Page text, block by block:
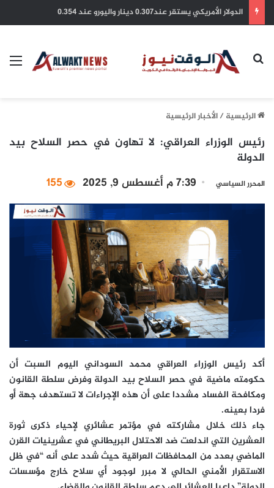
بحث عن
الرئيسية/الأخبار الرئيسية
رئيس الوزراء العراقي: لا تهاون في حصر السلاح بيد
الدولة
المحرر السياسي 7:39 م أغسطس 9, 2025 155
أكد رئيس الوزراء العراقي محمد السوداني اليوم السبت أن
حكومته ماضية في حصر السلاح بيد الدولة وفرض سلطة القانون
ومكافحة الفساد مشددا على أن هذه الإجراءات لا تستهدف جهة أو
فردا بعينه.
جاء ذلك خلال مشاركته في مؤتمر عشائري لإحياء ذكرى ثورة
العشرين التي اندلعت ضد الاحتلال البريطاني في عشرينيات القرن
الماضي بعدد من المحافظات العراقية حيث شدد على أنه “في ظل
الاستقرار الأمني الحالي لا مبرر لوجود أي سلاح خارج مؤسسات